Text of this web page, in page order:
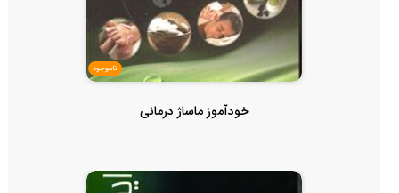
ناموجود
خودآموز ماساژ درمانی